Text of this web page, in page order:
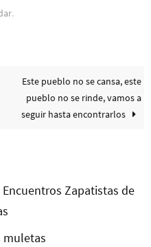
.
Este pueblo no se cansa, este
pueblo no se rinde, vamos a
seguir hasta encontrarlos
Zapatistas de
muletas